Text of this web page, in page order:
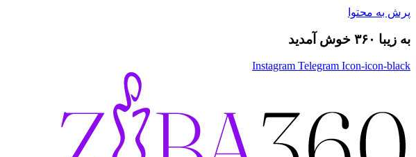
پرش به محتوا
به زیبا ۳۶۰ خوش آمدید
Instagram Telegram Icon-icon-black